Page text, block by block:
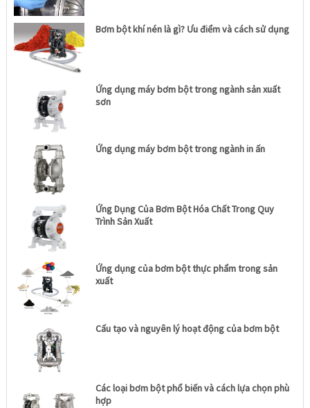
Bơm bột khí nén là gì? Ưu điểm và cách sử dụng
Ứng dụng máy bơm bột trong ngành sản xuất
sơn
Ứng dụng máy bơm bột trong ngành in ấn
Ứng Dụng Của Bơm Bột Hóa Chất Trong Quy
Trình Sản Xuất
Ứng dụng của bơm bột thực phẩm trong sản
xuất
Cấu tạo và nguyên lý hoạt động của bơm bột
Các loại bơm bột phổ biến và cách lựa chọn phù
hợp